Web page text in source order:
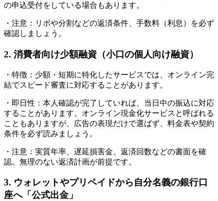
の申込受付をしている場合もあります。
・注意：リボや分割などの返済条件、手数料（利息）を必ず
確認しましょう。
2. 消費者向け少額融資（小口の個人向け融資）
・特徴：少額・短期に特化したサービスでは、オンライン完
結でスピード審査に対応することがあります。
・即日性：本人確認が完了していれば、当日中の振込に対応
することがあります。オンライン現金化サービスと呼ばれる
こともありますが、広告の表現だけで選ばず、料金表や契約
条件を必ず読みましょう。
・注意：実質年率、遅延損害金、返済回数などの書面を確
認。無理のない返済計画が前提です。
3. ウォレットやプリペイドから自分名義の銀行口
座へ「公式出金」